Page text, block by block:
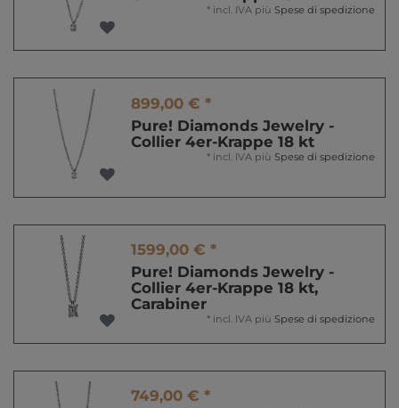
* incl. IVA più Spese di spedizione
899,00 € *
Pure! Diamonds Jewelry -
Collier 4er-Krappe 18 kt
* incl. IVA più Spese di spedizione
1599,00 € *
Pure! Diamonds Jewelry -
Collier 4er-Krappe 18 kt,
Carabiner
* incl. IVA più Spese di spedizione
749,00 € *